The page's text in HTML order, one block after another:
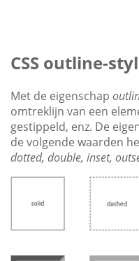
CSS outline-
Met de eigenschap
omtreklijn van een
gestippeld, enz. De
de volgende waarden
dotted, double, inset,